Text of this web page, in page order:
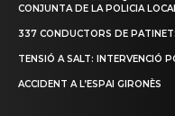
CONJUNTA DE LA POLICIA
337 CONDUCTORS DE
TENSIÓ A SALT: INTERVENCIÓ
ACCIDENT A L’ESPAI GIRONÈS